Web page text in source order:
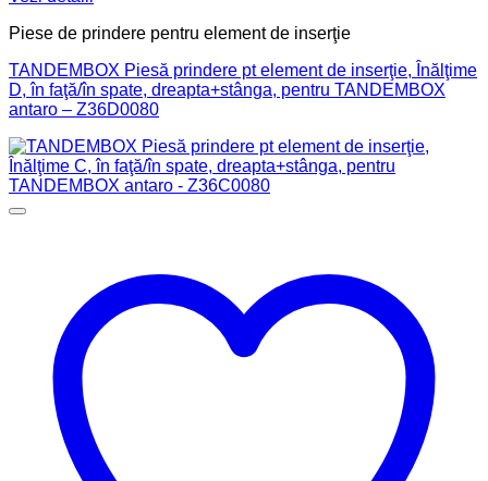
Piese de prindere pentru element de inserţie
TANDEMBOX Piesă prindere pt element de inserţie, Înălţime
D, în faţă/în spate, dreapta+stânga, pentru TANDEMBOX
antaro – Z36D0080